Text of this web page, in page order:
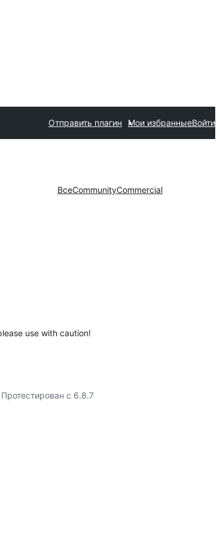
Отправить плагин Мои избранныеВойти
ВсеCommunityCommercial
use with caution!
Протестирован с 6.8.7